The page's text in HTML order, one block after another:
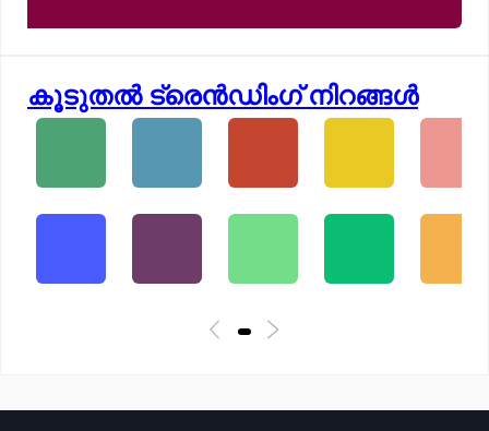
കൂടുതൽ ട്രെൻഡിംഗ് നിറങ്ങൾ